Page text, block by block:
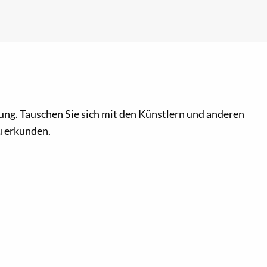
Tauschen Sie sich mit den Künstlern und anderen
erkunden.